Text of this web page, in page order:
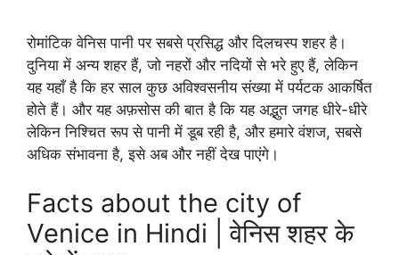
रोमांटिक वेनिस पानी पर सबसे प्रसिद्ध और दिलचस्प शहर है।
दुनिया में अन्य शहर हैं, जो नहरों और नदियों से भरे हुए हैं, लेकिन
यह यहाँ है कि हर साल कुछ अविश्वसनीय संख्या में पर्यटक आकर्षित
होते हैं। और यह अफ़सोस की बात है कि यह अद्भुत जगह धीरे-धीरे
लेकिन निश्चित रूप से पानी में डूब रही है, और हमारे वंशज, सबसे
अधिक संभावना है, इसे अब और नहीं देख पाएंगे।
Facts about the city of
Venice in Hindi | वेनिस शहर के